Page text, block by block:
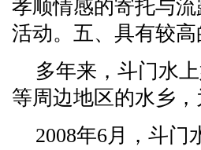
孝顺情感的寄托与
活动。五、具有较
多年来，斗门水
等周边地区的水乡
2008年6月，斗